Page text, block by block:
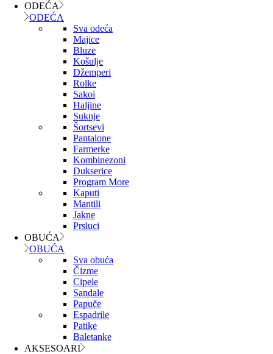
ODEĆA
ODEĆA
Sva odeća
Majice
Bluze
Košulje
Džemperi
Rolke
Sakoi
Haljine
Suknje
Šortsevi
Pantalone
Farmerke
Kombinezoni
Dukserice
Program More
Kaputi
Mantili
Jakne
Prsluci
OBUĆA
OBUĆA
Sva obuća
Čizme
Cipele
Sandale
Papuče
Espadrile
Patike
Baletanke
AKSESOARI